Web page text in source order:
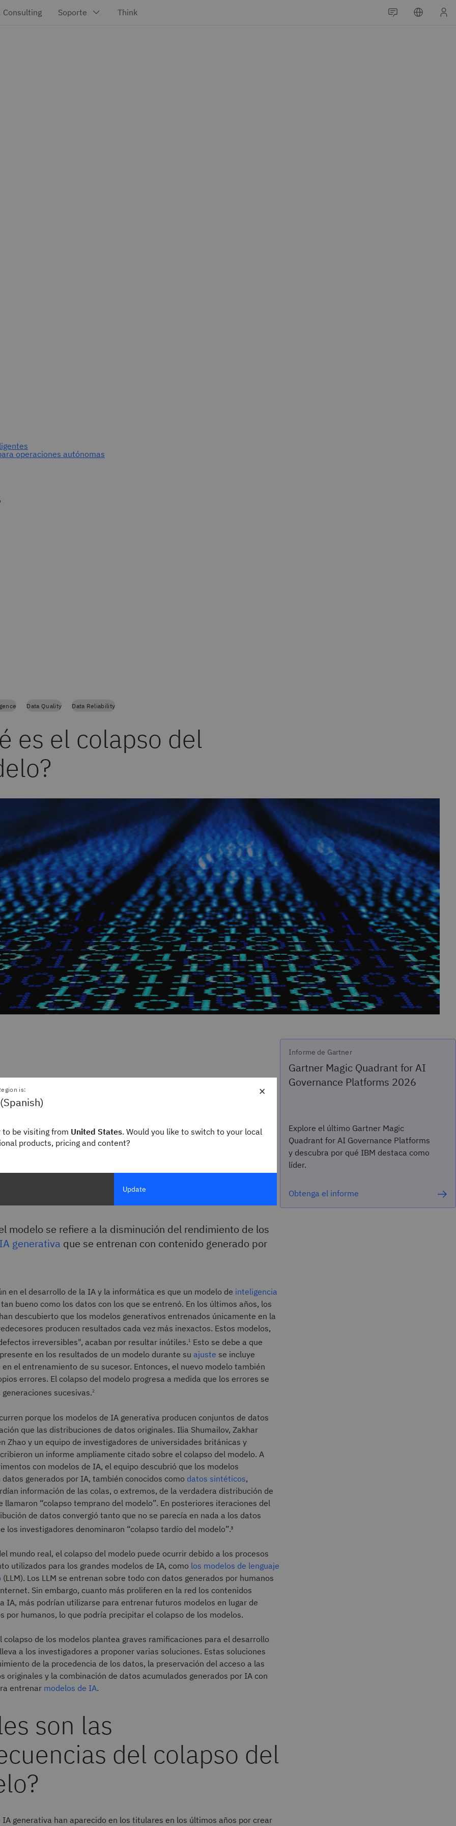
Data Quality Data Reliability
es el colapso del
el colapso del
modelo se refiere a la disminución del rendimiento de los
IA generativa que se entrenan con contenido generado por
en el desarrollo de la IA y la informática es que un modelo de inteligencia
bueno como los datos con los que se entrenó. En los últimos años, los
descubierto que los modelos generativos entrenados únicamente en la
producen resultados cada vez más inexactos. Estos modelos,
irreversibles", acaban por resultar inútiles.1 Esto se debe a que
en los resultados de un modelo durante su ajuste se incluye
el entrenamiento de su sucesor. Entonces, el nuevo modelo también
errores. El colapso del modelo progresa a medida que los errores se
sucesivas.2
porque los modelos de IA generativa producen conjuntos de datos
que las distribuciones de datos originales. Ilia Shumailov, Zakhar
Zhao y un equipo de investigadores de universidades británicas y
un informe ampliamente citado sobre el colapso del modelo. A
con modelos de IA, el equipo descubrió que los modelos
generados por IA, también conocidos como datos sintéticos,
información de las colas, o extremos, de la verdadera distribución de
llamaron “colapso temprano del modelo”. En posteriores iteraciones del
de datos convergió tanto que no se parecía en nada a los datos
los investigadores denominaron “colapso tardío del modelo”.³
mundo real, el colapso del modelo puede ocurrir debido a los procesos
utilizados para los grandes modelos de IA, como los modelos de lenguaje
(LLM). Los LLM se entrenan sobre todo con datos generados por humanos
Sin embargo, cuanto más proliferen en la red los contenidos
IA, más podrían utilizarse para entrenar futuros modelos en lugar de
por humanos, lo que podría precipitar el colapso de los modelos.
colapso de los modelos plantea graves ramificaciones para el desarrollo
a los investigadores a proponer varias soluciones. Estas soluciones
de la procedencia de los datos, la preservación del acceso a las
originales y la combinación de datos acumulados generados por IA con
entrenar modelos de IA.
son las
del colapso del
IA generativa han aparecido en los titulares en los últimos años por crear
Informe de Gartner
Gartner Magic Quadrant for AI
Governance Platforms 2026
Explore el último Gartner Magic
Quadrant for AI Governance Platforms
y descubra por qué IBM destaca como
líder.
Obtenga el informe
×
is:
to be visiting from United States. Would you like to switch to your local
products, pricing and content?
Update